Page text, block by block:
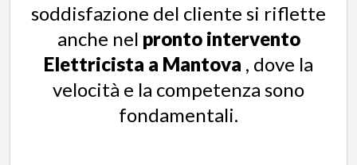
soddisfazione del cliente si riflette
anche nel pronto intervento
Elettricista a Mantova , dove la
velocità e la competenza sono
fondamentali.